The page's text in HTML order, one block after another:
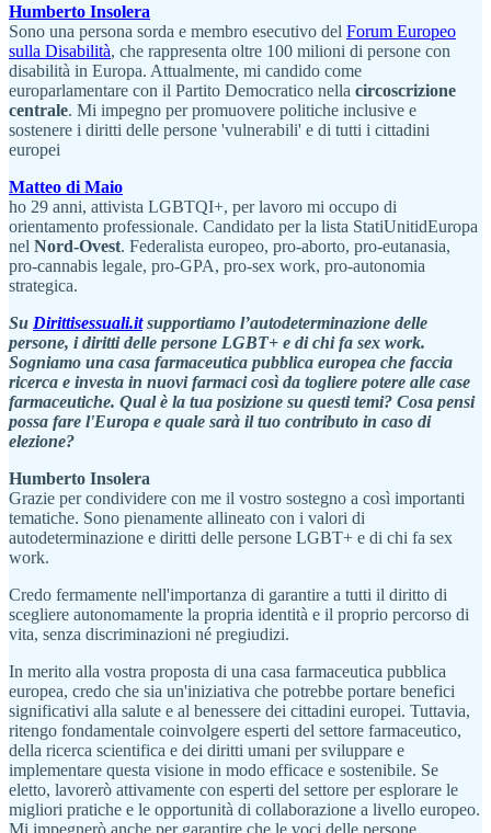
Humberto Insolera
Sono una persona sorda e membro esecutivo del Forum Europeo
sulla Disabilità, che rappresenta oltre 100 milioni di persone con
disabilità in Europa. Attualmente, mi candido come
europarlamentare con il Partito Democratico nella circoscrizione
centrale. Mi impegno per promuovere politiche inclusive e
sostenere i diritti delle persone 'vulnerabili' e di tutti i cittadini
europei
Matteo di Maio
ho 29 anni, attivista LGBTQI+, per lavoro mi occupo di
orientamento professionale. Candidato per la lista StatiUnitidEuropa
nel Nord-Ovest. Federalista europeo, pro-aborto, pro-eutanasia,
pro-cannabis legale, pro-GPA, pro-sex work, pro-autonomia
strategica.
Su Dirittisessuali.itsupportiamo l’autodeterminazione delle
persone, i diritti delle persone LGBT+ e di chi fa sex work.
Sogniamo una casa farmaceutica pubblica europea che faccia
ricerca e investa in nuovi farmaci così da togliere potere alle case
farmaceutiche. Qual è la tua posizione su questi temi? Cosa pensi
possa fare l'Europa e quale sarà il tuo contributo in caso di
elezione?
Humberto Insolera
Grazie per condividere con me il vostro sostegno a così importanti
tematiche. Sono pienamente allineato con i valori di
autodeterminazione e diritti delle persone LGBT+ e di chi fa sex
work.
Credo fermamente nell'importanza di garantire a tutti il diritto di
scegliere autonomamente la propria identità e il proprio percorso di
vita, senza discriminazioni né pregiudizi.
In merito alla vostra proposta di una casa farmaceutica pubblica
europea, credo che sia un'iniziativa che potrebbe portare benefici
significativi alla salute e al benessere dei cittadini europei. Tuttavia,
ritengo fondamentale coinvolgere esperti del settore farmaceutico,
della ricerca scientifica e dei diritti umani per sviluppare e
implementare questa visione in modo efficace e sostenibile. Se
eletto, lavorerò attivamente con esperti del settore per esplorare le
migliori pratiche e le opportunità di collaborazione a livello europeo.
Mi impegnerò anche per garantire che le voci delle persone